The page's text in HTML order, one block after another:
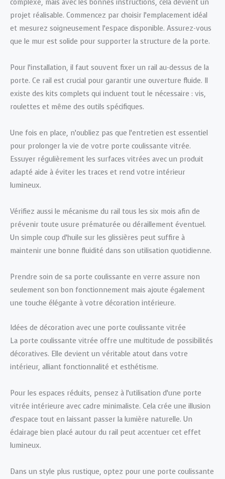
complexe, mais avec les bonnes instructions, cela devient un
projet réalisable. Commencez par choisir l’emplacement idéal
et mesurez soigneusement l’espace disponible. Assurez-vous
que le mur est solide pour supporter la structure de la porte.
Pour l’installation, il faut souvent fixer un rail au-dessus de la
porte. Ce rail est crucial pour garantir une ouverture fluide. Il
existe des kits complets qui incluent tout le nécessaire : vis,
roulettes et même des outils spécifiques.
Une fois en place, n’oubliez pas que l’entretien est essentiel
pour prolonger la vie de votre porte coulissante vitrée.
Essuyer régulièrement les surfaces vitrées avec un produit
adapté aide à éviter les traces et rend votre intérieur
lumineux.
Vérifiez aussi le mécanisme du rail tous les six mois afin de
prévenir toute usure prématurée ou déraillement éventuel.
Un simple coup d’huile sur les glissières peut suffire à
maintenir une bonne fluidité dans son utilisation quotidienne.
Prendre soin de sa porte coulissante en verre assure non
seulement son bon fonctionnement mais ajoute également
une touche élégante à votre décoration intérieure.
Idées de décoration avec une porte coulissante vitrée
La porte coulissante vitrée offre une multitude de possibilités
décoratives. Elle devient un véritable atout dans votre
intérieur, alliant fonctionnalité et esthétisme.
Pour les espaces réduits, pensez à l’utilisation d’une porte
vitrée intérieure avec cadre minimaliste. Cela crée une illusion
d’espace tout en laissant passer la lumière naturelle. Un
éclairage bien placé autour du rail peut accentuer cet effet
lumineux.
Dans un style plus rustique, optez pour une porte coulissante